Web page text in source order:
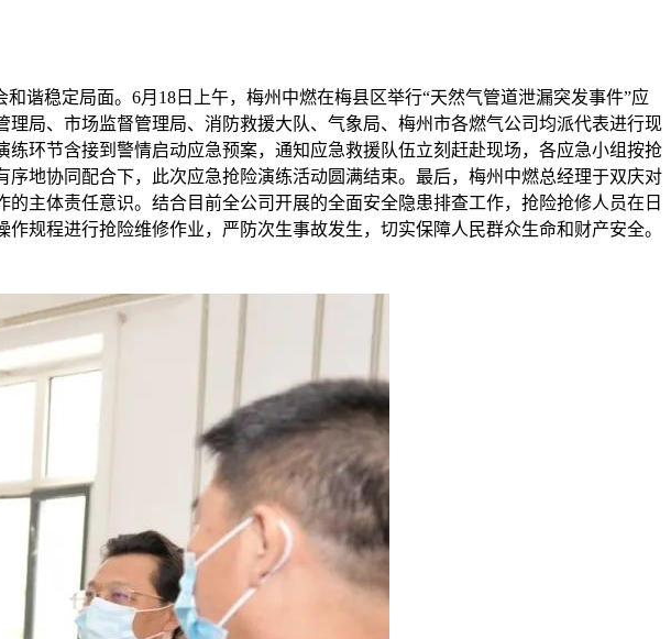
谐稳定局面。6月18日上午，梅州中燃在梅县区举行“天然气管道泄漏突发事件”应
局、市场监督管理局、消防救援大队、气象局、梅州市各燃气公司均派代表进行现
环节含接到警情启动应急预案，通知应急救援队伍立刻赶赴现场，各应急小组按抢
地协同配合下，此次应急抢险演练活动圆满结束。最后，梅州中燃总经理于双庆对
主体责任意识。结合目前全公司开展的全面安全隐患排查工作，抢险抢修人员在日
规程进行抢险维修作业，严防次生事故发生，切实保障人民群众生命和财产安全。